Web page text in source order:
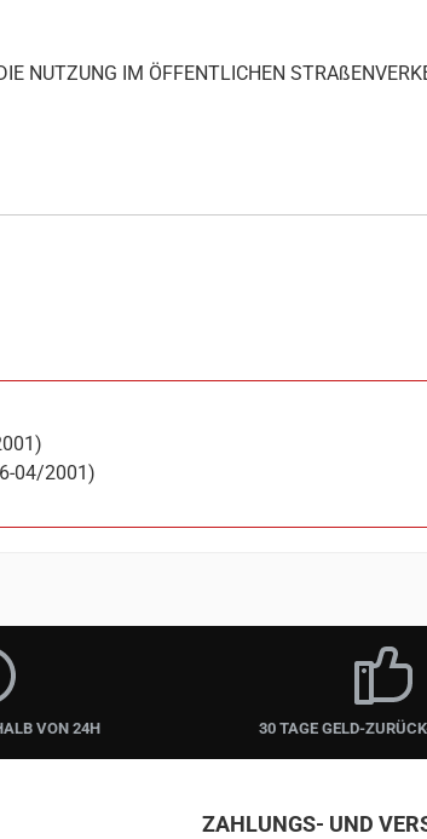
NUTZUNG IM ÖFFENTLICHEN
04/2001)
VON 24H 30 TAGE GELD-
ZAHLUNGS- UND